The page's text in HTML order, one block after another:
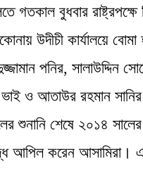
গতকাল বুধবার
উদীচী কার্যালয়ে
পনির, সালাউদ্দিন
ভাই ও আতাউর রহমান
শুনানি শেষে ২০১৪ সালের
আপিল করেন আসামিরা।